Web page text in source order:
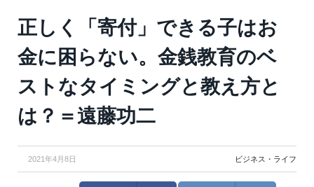
正しく「寄付」できる子はお
金に困らない。金銭教育のベ
ストなタイミングと教え方と
は？＝遠藤功二
2021年4月8日 ビジネス・ライフ